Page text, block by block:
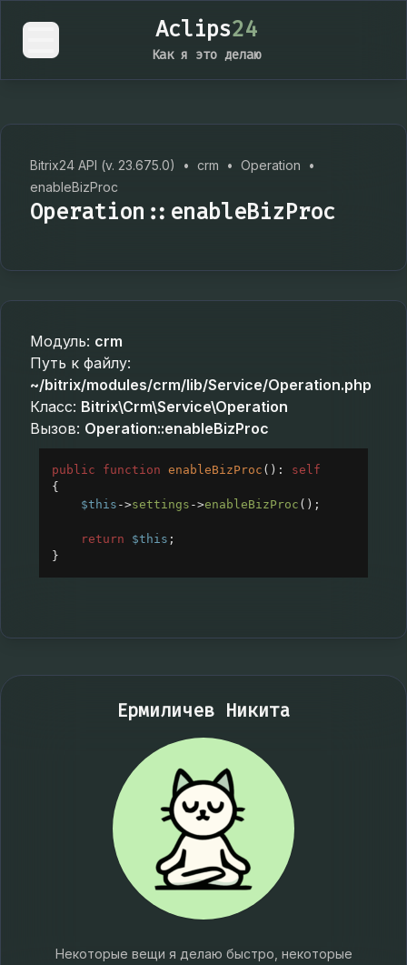
Aclips24
Как я это делаю
Bitrix24 API (v. 23.675.0) • crm • Operation
•
enableBizProc
Operation::enableBizProc
Модуль: crm
Путь к файлу:
~/bitrix/modules/crm/lib/Service/Operation.php
Класс: Bitrix\Crm\Service\Operation
Вызов: Operation::enableBizProc
public function enableBizProc (): self
{
$this ->settings ->enableBizProc ();
return $this ;
}
Ермиличев Никита
Некоторые вещи я делаю быстро, некоторые